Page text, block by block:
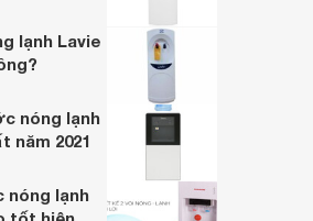
3W
Giá từ 1.590.000 đ
lạnh Lavie
nóng lạnh
năm 2021
nóng lạnh